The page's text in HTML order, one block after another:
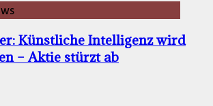
Künstliche Intelligenz wird
– Aktie stürzt ab